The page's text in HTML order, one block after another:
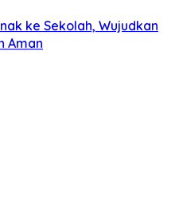
ke Sekolah, Wujudkan
Aman